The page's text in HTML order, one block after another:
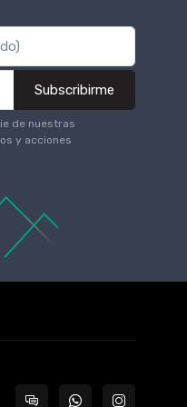
Subscribirme
de nuestras
y acciones